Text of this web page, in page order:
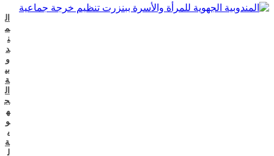
ال
م
ن
د
و
بي
ة
ال
ج
ه
و
ي
ة
ل